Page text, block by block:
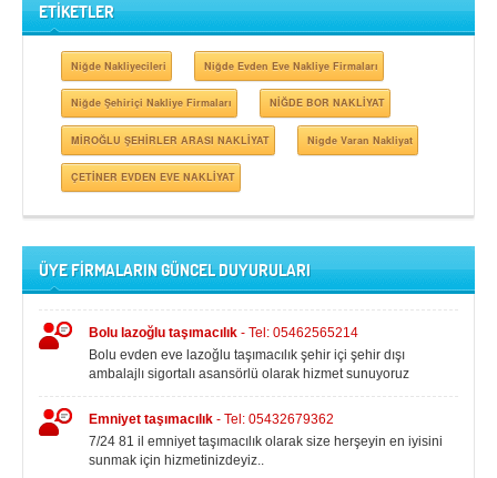
ETİKETLER
Niğde Nakliyecileri Niğde Evden Eve Nakliye Firmaları
Niğde Şehiriçi Nakliye Firmaları NİĞDE BOR NAKLİYAT
MİROĞLU ŞEHİRLER ARASI NAKLİYAT Nigde Varan Nakliyat
ÇETİNER EVDEN EVE NAKLİYAT
ÜYE FİRMALARIN GÜNCEL DUYURULARI
Bolu lazoğlu taşımacılık - Tel: 05462565214
Bolu evden eve lazoğlu taşımacılık şehir içi şehir dışı
ambalajlı sigortalı asansörlü olarak hizmet sunuyoruz
Emniyet taşımacılık - Tel: 05432679362
7/24 81 il emniyet taşımacılık olarak size herşeyin en iyisini
sunmak için hizmetinizdeyiz..